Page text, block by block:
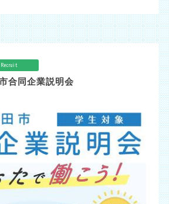
Recruit
合同企業説明会